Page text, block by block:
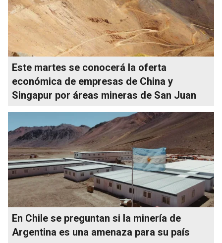
Este martes se conocerá la oferta
económica de empresas de China y
Singapur por áreas mineras de San Juan
En Chile se preguntan si la minería de
Argentina es una amenaza para su país